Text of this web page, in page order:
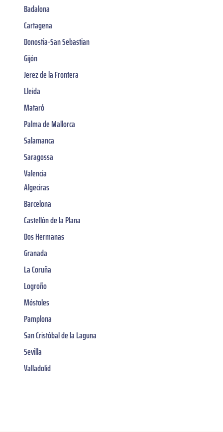
Badalona
Cartagena
Donostia-San Sebastian
Gijón
Jerez de la Frontera
Lleida
Mataró
Palma de Mallorca
Salamanca
Saragossa
Valencia
Algeciras
Barcelona
Castellón de la Plana
Dos Hermanas
Granada
La Coruña
Logroño
Móstoles
Pamplona
San Cristóbal de la Laguna
Sevilla
Valladolid